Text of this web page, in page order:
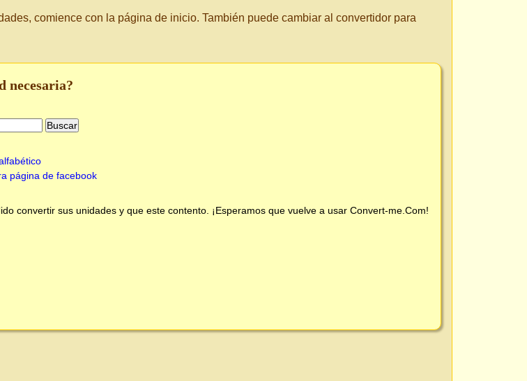
comience con la página de inicio. También puede cambiar al convertidor para
necesaria?
página de facebook
convertir sus unidades y que este contento. ¡Esperamos que vuelve a usar Convert-me.Com!